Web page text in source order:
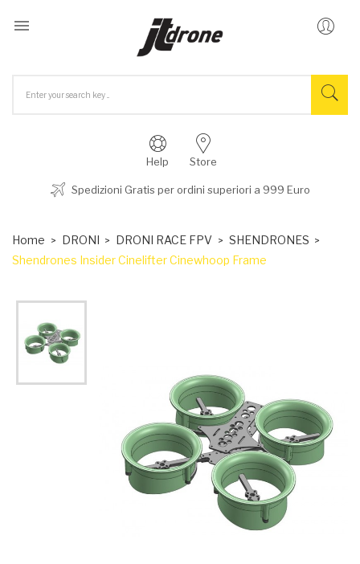

Help Store
Spedizioni Gratis per ordini superiori a 999 Euro
Home DRONI DRONI RACE FPV
SHENDRONES
Shendrones Insider Cinelifter Cinewhoop Frame